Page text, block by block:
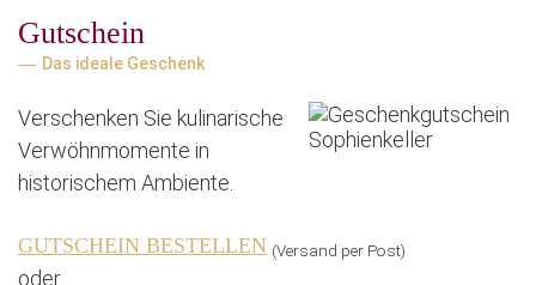
Gutschein
Das ideale Geschenk
Verschenken Sie kulinarische
Verwöhnmomente in
historischem Ambiente.
GUTSCHEIN BESTELLEN (Versand per Post)
oder